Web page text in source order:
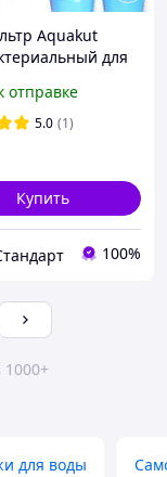
Aquakut
для
2х10''
отправке
5.0 (1)
Купить
100%
1000+
для воды